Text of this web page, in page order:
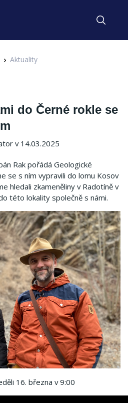
Aktuality
do Černé rokle se
v 14.03.2025
Rak pořádá Geologické
se s ním vypravili do lomu Kosov
hledali zkameněliny v Radotíně v
této lokality společně s námi.
16. března v 9:00